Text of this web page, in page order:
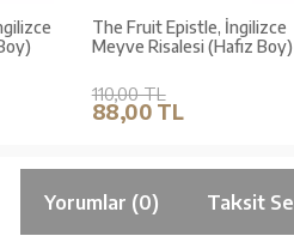
The Fruit Epistle, İngilizce
Meyve Risalesi (Hafız Boy)
110,00 TL
88,00 TL
Yorumlar (0) Taksit